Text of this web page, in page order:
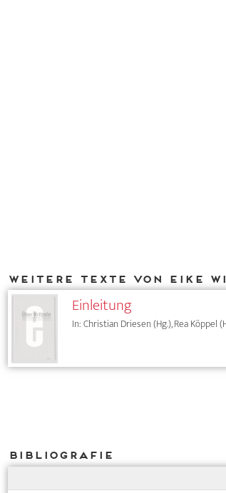
Weitere Texte von Eike
Einleitung
In: Christian Driesen (Hg.), Rea Köppel
Bibliografie